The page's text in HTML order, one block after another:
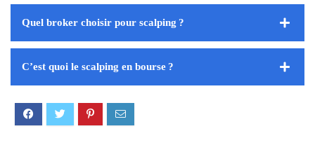
Quel broker choisir pour scalping ?
C’est quoi le scalping en bourse ?